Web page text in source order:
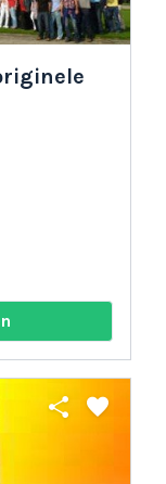
share favorite